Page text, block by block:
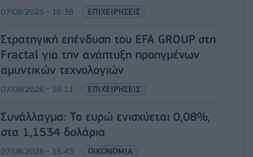
07/08/2026 - 16:38 ΕΠΙΧΕΙΡΗΣΕΙΣ
Στρατηγική επένδυση του EFA GROUP στη
Fractal για την ανάπτυξη προηγμένων
αμυντικών τεχνολογιών
07/08/2026 - 16:11 ΕΠΙΧΕΙΡΗΣΕΙΣ
Συνάλλαγμα: Το ευρώ ενισχύεται 0,08%,
στα 1,1534 δολάρια
07/08/2026 - 15:45 ΟΙΚΟΝΟΜΙΑ